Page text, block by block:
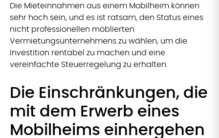
Die Mieteinnahmen aus einem Mobilheim können
sehr hoch sein, und es ist ratsam, den Status eines
nicht professionellen möblierten
Vermietungsunternehmens zu wählen, um die
Investition rentabel zu machen und eine
vereinfachte Steuerregelung zu erhalten.
Die Einschränkungen, die
mit dem Erwerb eines
Mobilheims einhergehen